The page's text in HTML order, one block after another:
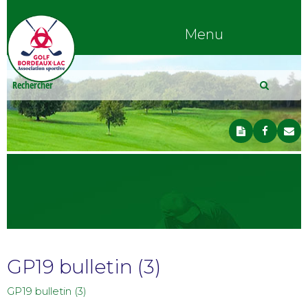
Menu
GP19 bulletin (3)
GP19 bulletin (3)